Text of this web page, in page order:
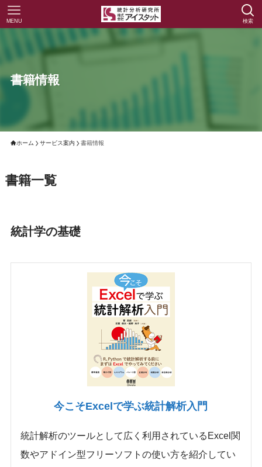
検索
MENU
書籍情報
ホーム サービス案内 書籍情報
書籍一覧
統計学の基礎
今こそExcelで学ぶ統計解析入門
統計解析のツールとして広く利用されているExcel関
数やアドイン型フリーソフトの使い方を紹介してい